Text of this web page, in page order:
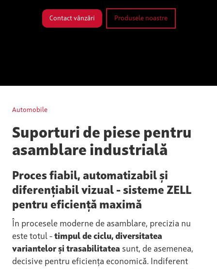
Contact vânzări Produsele noastre
Automobile
Suporturi de piese pentru
asamblare industrială
Proces fiabil, automatizabil și
diferențiabil vizual - sisteme ZELL
pentru eficiență maximă
În procesele moderne de asamblare, precizia nu
este totul - timpul de ciclu, diversitatea
variantelor și trasabilitatea sunt, de asemenea,
decisive pentru eficiența economică. Indiferent